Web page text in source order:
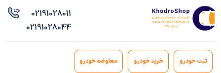
02191028011
02191028044
ثبت خودرو خرید خودرو معاوضه خودرو